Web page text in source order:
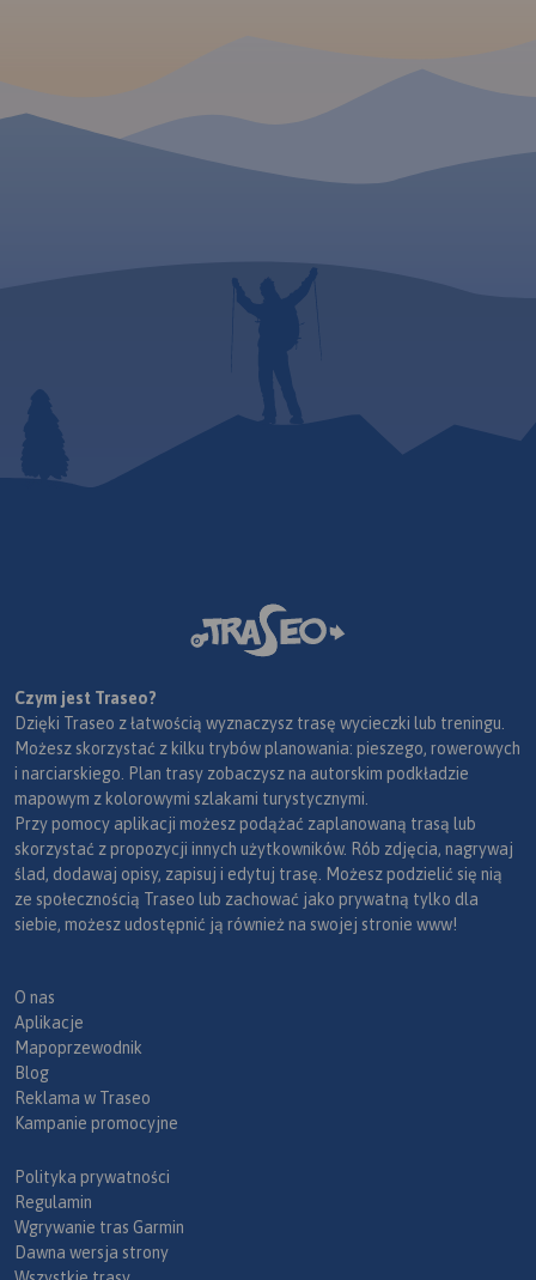
Czym jest Traseo?
Dzięki Traseo z łatwością wyznaczysz trasę wycieczki lub treningu.
Możesz skorzystać z kilku trybów planowania: pieszego, rowerowych
i narciarskiego. Plan trasy zobaczysz na autorskim podkładzie
mapowym z kolorowymi szlakami turystycznymi.
Przy pomocy aplikacji możesz podążać zaplanowaną trasą lub
skorzystać z propozycji innych użytkowników. Rób zdjęcia, nagrywaj
ślad, dodawaj opisy, zapisuj i edytuj trasę. Możesz podzielić się nią
ze społecznością Traseo lub zachować jako prywatną tylko dla
siebie, możesz udostępnić ją również na swojej stronie www!
O nas
Aplikacje
Mapoprzewodnik
Blog
Reklama w Traseo
Kampanie promocyjne
Polityka prywatności
Regulamin
Wgrywanie tras Garmin
Dawna wersja strony